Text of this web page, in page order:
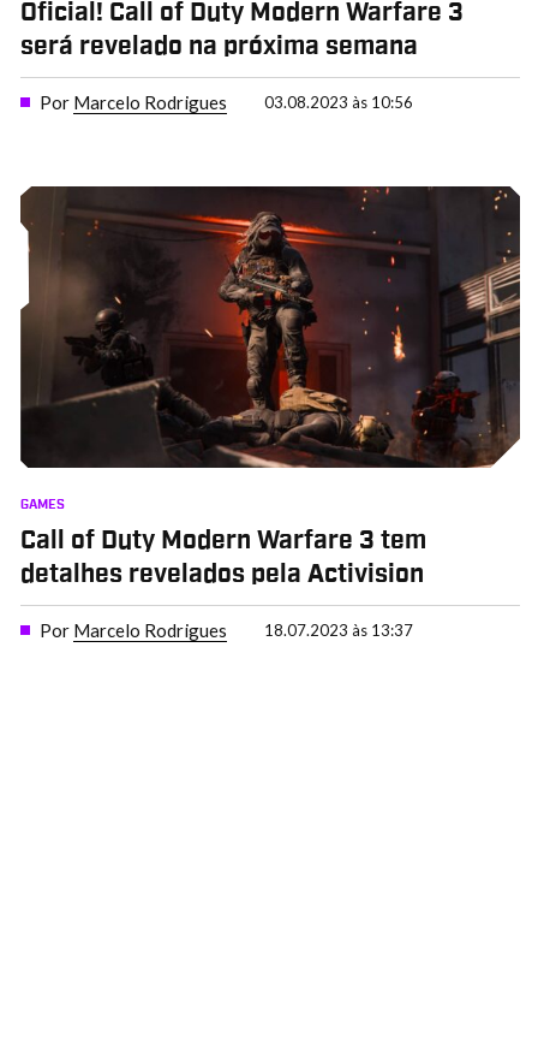
Oficial! Call of Duty Modern Warfare 3
será revelado na próxima semana
Por Marcelo Rodrigues 03.08.2023 às 10:56
GAMES
Call of Duty Modern Warfare 3 tem
detalhes revelados pela Activision
Por Marcelo Rodrigues 18.07.2023 às 13:37